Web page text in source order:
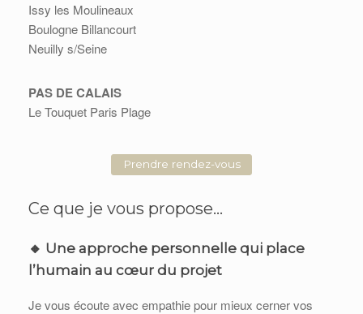
Issy les Moulineaux
Boulogne Billancourt
Neuilly s/Seine
PAS DE CALAIS
Le Touquet Paris Plage
Prendre rendez-vous
Ce que je vous propose…
🔸 Une approche personnelle qui place
l’humain au cœur du projet
Je vous écoute avec empathie pour mieux cerner vos